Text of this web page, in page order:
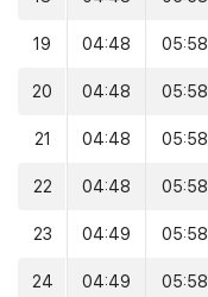
19 04:48 05:58
20 04:48 05:58
21 04:48 05:58
22 04:48 05:58
23 04:49 05:58
24 04:49 05:58